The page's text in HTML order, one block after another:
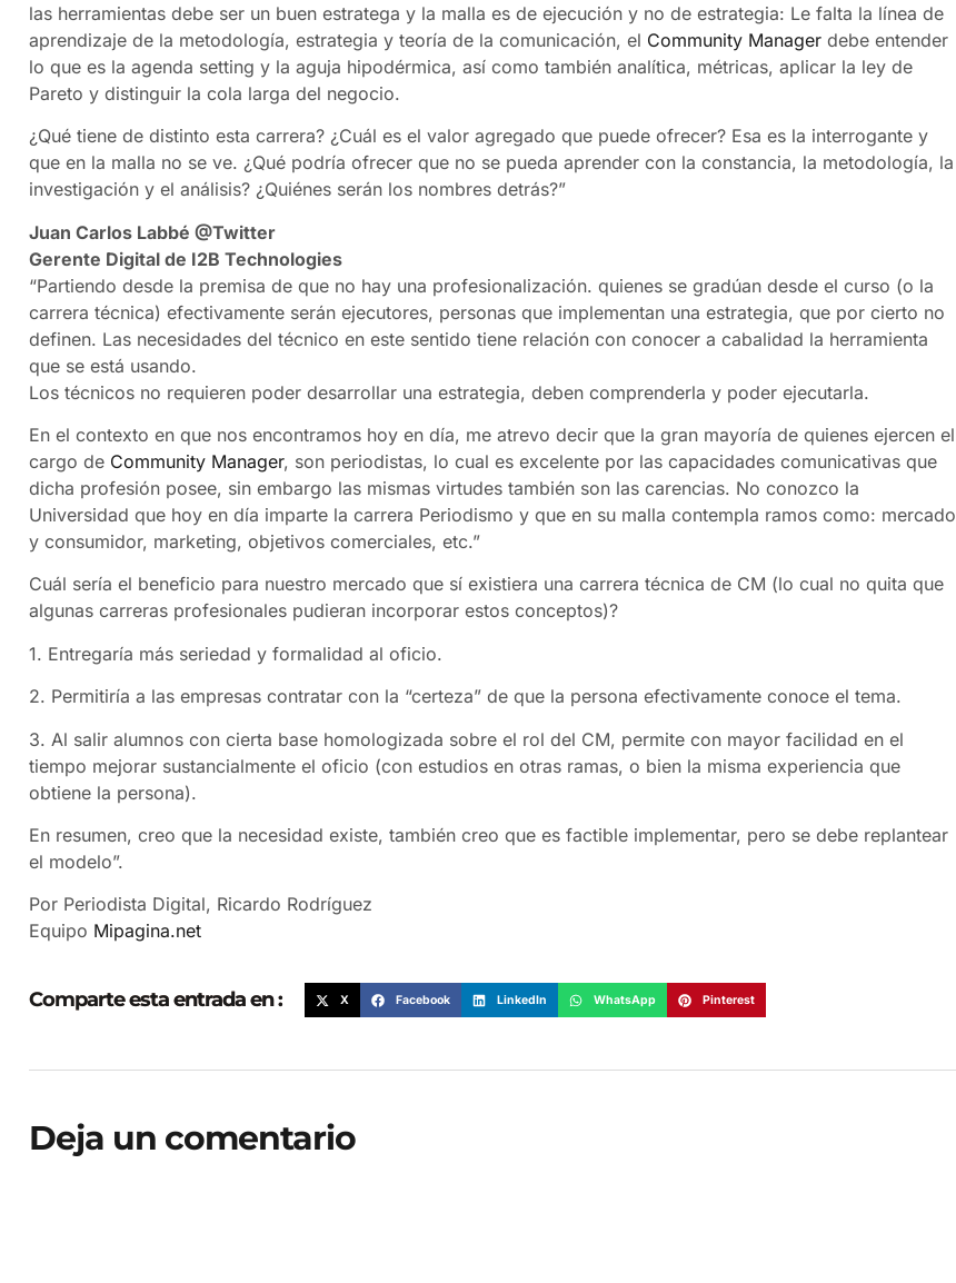
las herramientas debe ser un buen estratega y la malla es de ejecución y no de estrategia: Le falta la línea de
aprendizaje de la metodología, estrategia y teoría de la comunicación, el Community Manager debe entender
lo que es la agenda setting y la aguja hipodérmica, así como también analítica, métricas, aplicar la ley de
Pareto y distinguir la cola larga del negocio.
¿Qué tiene de distinto esta carrera? ¿Cuál es el valor agregado que puede ofrecer? Esa es la interrogante y
que en la malla no se ve. ¿Qué podría ofrecer que no se pueda aprender con la constancia, la metodología, la
investigación y el análisis? ¿Quiénes serán los nombres detrás?”
Juan Carlos Labbé @Twitter
Gerente Digital de I2B Technologies
“Partiendo desde la premisa de que no hay una profesionalización. quienes se gradúan desde el curso (o la
carrera técnica) efectivamente serán ejecutores, personas que implementan una estrategia, que por cierto no
definen. Las necesidades del técnico en este sentido tiene relación con conocer a cabalidad la herramienta
que se está usando.
Los técnicos no requieren poder desarrollar una estrategia, deben comprenderla y poder ejecutarla.
En el contexto en que nos encontramos hoy en día, me atrevo decir que la gran mayoría de quienes ejercen el
cargo de Community Manager, son periodistas, lo cual es excelente por las capacidades comunicativas que
dicha profesión posee, sin embargo las mismas virtudes también son las carencias. No conozco la
Universidad que hoy en día imparte la carrera Periodismo y que en su malla contempla ramos como: mercado
y consumidor, marketing, objetivos comerciales, etc.”
Cuál sería el beneficio para nuestro mercado que sí existiera una carrera técnica de CM (lo cual no quita que
algunas carreras profesionales pudieran incorporar estos conceptos)?
1. Entregaría más seriedad y formalidad al oficio.
2. Permitiría a las empresas contratar con la “certeza” de que la persona efectivamente conoce el tema.
3. Al salir alumnos con cierta base homologizada sobre el rol del CM, permite con mayor facilidad en el
tiempo mejorar sustancialmente el oficio (con estudios en otras ramas, o bien la misma experiencia que
obtiene la persona).
En resumen, creo que la necesidad existe, también creo que es factible implementar, pero se debe replantear
el modelo”.
Por Periodista Digital, Ricardo Rodríguez
Equipo Mipagina.net
Comparte esta entrada en : X Facebook LinkedIn WhatsApp Pinterest
Deja un comentario